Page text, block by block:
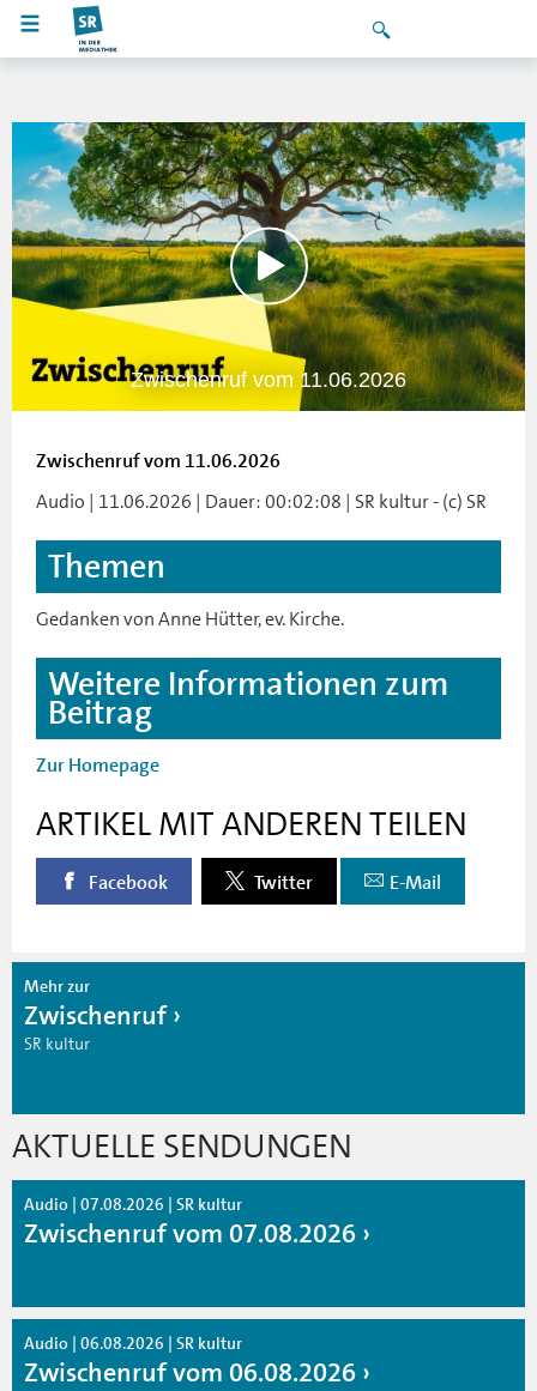
Zwischenruf vom 11.06.2026
Zwischenruf vom 11.06.2026
Audio | 11.06.2026 | Dauer: 00:02:08 | SR kultur - (c) SR
Themen
Gedanken von Anne Hütter, ev. Kirche.
Weitere Informationen zum
Beitrag
Zur Homepage
ARTIKEL MIT ANDEREN TEILEN
Facebook Twitter E-Mail
Mehr zur
Zwischenruf
SR kultur
AKTUELLE SENDUNGEN
Audio | 07.08.2026 | SR kultur
Zwischenruf vom 07.08.2026
Audio | 06.08.2026 | SR kultur
Zwischenruf vom 06.08.2026